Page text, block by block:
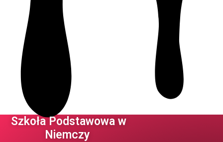
Szkoła Podstawowa w
Niemczy ​